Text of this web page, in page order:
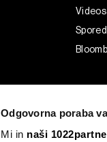
Odgovorna poraba
Mi in naši
Videos
Spored